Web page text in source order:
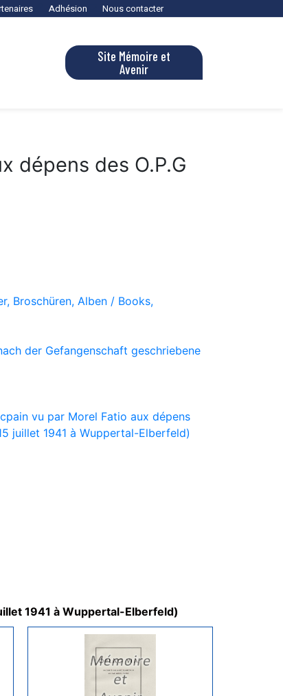
Adhésion Nous contacter
Site Mémoire et
Avenir
dépens des O.P.G
Broschüren, Alben / Books,
der Gefangenschaft geschriebene
vu par Morel Fatio aux dépens
juillet 1941 à Wuppertal-Elberfeld)
1941 à Wuppertal-Elberfeld)